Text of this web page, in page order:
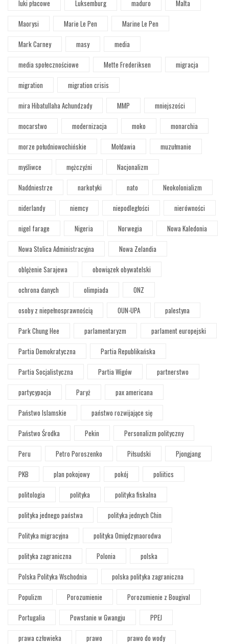
luki płacowe
Luksemburg maduro
Malta
Maorysi
Marie Le Pen
Marine Le Pen
Mark Carney
masy
media
media społecznościowe
Mette Frederiksen
migracja
migration
migration crisis
mira Hibatullaha Achundzady
MMP
mniejszości
mocarstwo
modernizacja moko
monarchia
morze południowochińskie
Mołdawia
muzułmanie
myśliwce
mężczyźni
Nacjonalizm
Naddniestrze
narkotyki nato
Neokolonializm
niderlandy
niemcy niepodległości
nierówności
nigel farage
Nigeria Norwegia
Nowa Kaledonia
Nowa Stolica Administracyjna
Nowa Zelandia
oblężenie Sarajewa
obowiązek obywatelski
ochrona danych
olimpiada
ONZ
osoby z niepełnosprawnością
OUN-UPA
palestyna
Park Chung Hee
parlamentaryzm
parlament europejski
Partia Demokratyczna
Partia Republikańska
Partia Socjalistyczna
Partia Wigów
partnerstwo
partycypacja
Paryż
pax americana
Państwo Islamskie
państwo rozwijające się
Państwo Środka
Pekin
Personalizm polityczny
Peru
Petro Poroszenko Piłsudski
Pjongjang
PKB
plan pokojowy pokój
poliitics
politologia
polityka
polityka fiskalna
polityka jednego państwa
polityka jednych Chin
Polityka migracyjna
polityka Omiędzynaorodwa
polityka zagraniczna
Polonia
polska
Polska Polityka Wschodnia
polska polityka zagraniczna
Populizm
Porozumienie
Porozumienie z Bougival
Portugalia
Powstanie w Gwangju
PPEJ
prawa człowieka
prawo prawo do wody